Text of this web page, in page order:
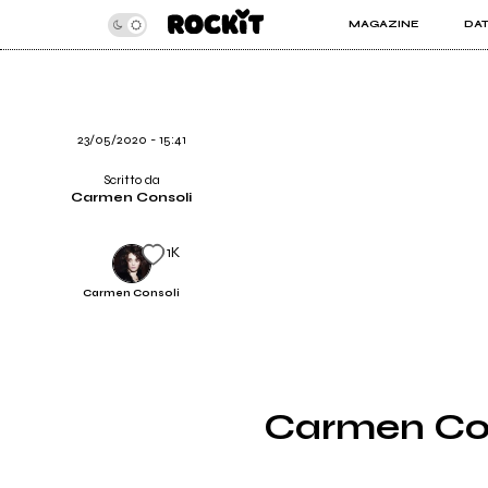
MAGAZINE
INSIDER
Carmen
23/05/2020 - 15:41
Scritto da
Carmen Consoli
Carmen Consoli
1K